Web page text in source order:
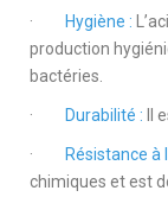
· Hygiène :
production
bactéries.
· Durabilité : Il
· Résistance à
chimiques et est